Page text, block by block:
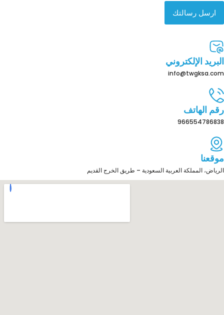
ارسل رسالتك
البريد الإلكتروني
info@twgksa.com
رقم الهاتف
966554786838
موقعنا
الرياض، المملكة العربية السعودية – طريق الخرج القديم